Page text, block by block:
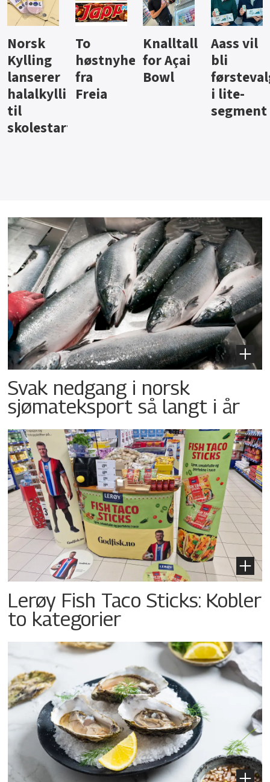
Knalltall
for Açai
Bowl
Aass vil
bli
førstevalg
i lite-
Brus og
jus fra
Berentsen
Hard
iste fra
Hansa
Svak nedgang i norsk
sjømateksport så langt i år
Lerøy Fish Taco Sticks: Kobler
to kategorier